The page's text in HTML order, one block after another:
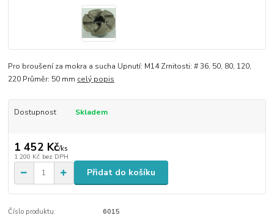
Pro broušení za mokra a sucha Upnutí: M14 Zrnitosti: # 36, 50, 80, 120,
220 Průměr: 50 mm celý popis
Dostupnost Skladem
1 452 Kč/ks
1 200 Kč bez DPH
Přidat do košíku
Číslo produktu: 6015